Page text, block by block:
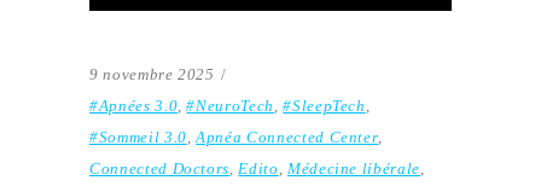
9 novembre 2025
#Apnées 3.0,#NeuroTech ,#SleepTech ,
#Sommeil 3.0,Apnéa Connected Center,
Connected Doctors,Edito , Médecine libérale,